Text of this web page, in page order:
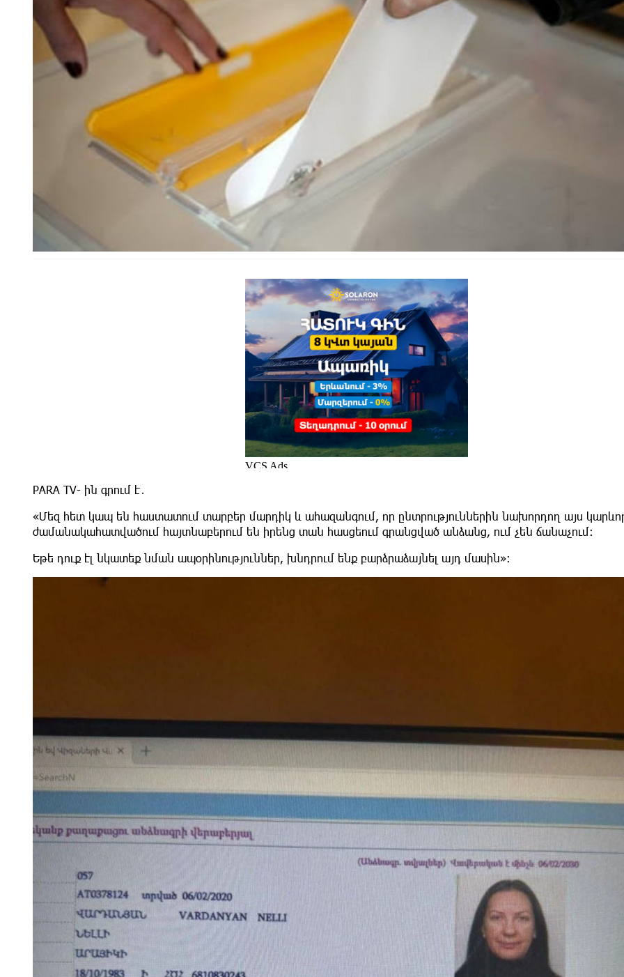
PARA TV- ին գրում է․
«Մեզ հետ կապ են հաստատում տարբեր մարդիկ և ահազանգում, որ ընտրություններին նախորդող այս
ժամանակահատվածում հայտնաբերում են իրենց տան հասցեում գրանցված անձանց, ում չեն ճանաչում:
Եթե դուք էլ նկատեք նման ապօրինություններ, խնդրում ենք բարձրաձայնել այդ մասին»: